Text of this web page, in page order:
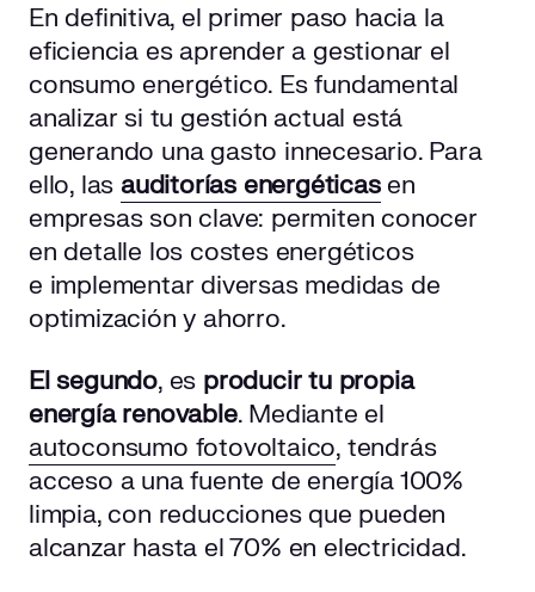
En definitiva, el primer paso hacia la
eficiencia es aprender a gestionar el
consumo energético. Es fundamental
analizar si tu gestión actual está
generando una gasto innecesario. Para
ello, las auditorías energéticasen
empresas son clave: permiten conocer
en detalle los costes energéticos
e implementar diversas medidas de
optimización y ahorro.
El segundo, es producir tu propia
energía renovable. Mediante el
autoconsumo fotovoltaico, tendrás
acceso a una fuente de energía 100%
limpia, con reducciones que pueden
alcanzar hasta el 70% en electricidad.